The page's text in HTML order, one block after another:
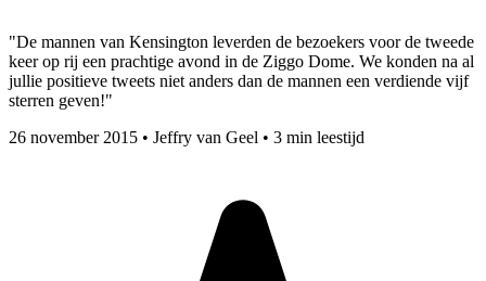
"De mannen van Kensington leverden de bezoekers voor de tweede
keer op rij een prachtige avond in de Ziggo Dome. We konden na al
jullie positieve tweets niet anders dan de mannen een verdiende vijf
sterren geven!"
26 november 2015 • Jeffry van Geel • 3 min leestijd